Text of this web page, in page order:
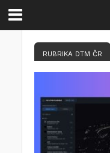
RUBRIKA DTM ČR